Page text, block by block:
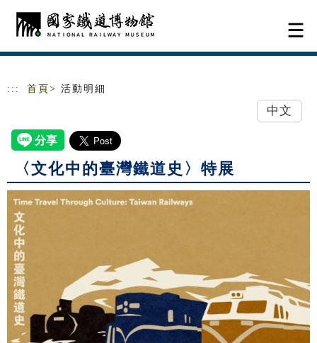
跳到主要內容
網站導覽
::: 首頁 > 活動明細
中文
〈文化中的臺灣鐵道史〉特展